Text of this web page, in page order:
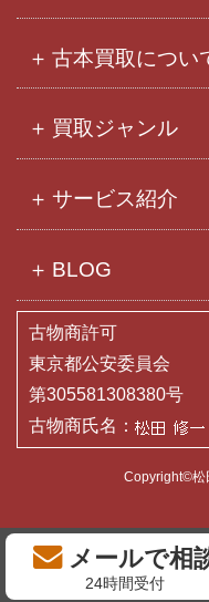
メールで相
24時間受付
古本買取につい
買取ジャンル
サービス紹介
BLOG
古物商許可
東京都公安委員会
第305581308380号
古物商氏名：
Copyright©松